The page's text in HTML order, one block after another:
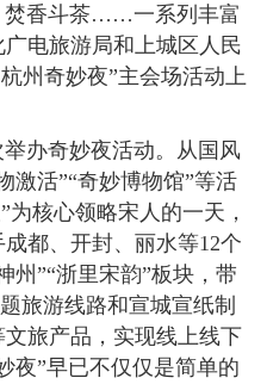
焚香斗茶……一系列丰富
电旅游局和上城区人民
州奇妙夜”主会场活动上
办奇妙夜活动。从国风
激活”“奇妙博物馆”等活
为核心领略宋人的一天，
都、开封、丽水等12个
州”“浙里宋韵”板块，带
旅游线路和宣城宣纸制
旅产品，实现线上线下
夜”早已不仅仅是简单的